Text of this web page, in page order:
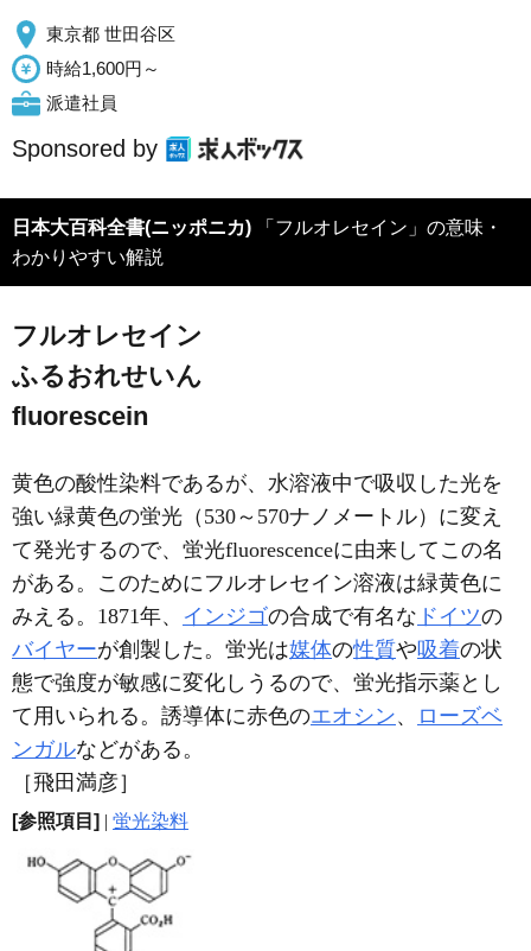
東京都 世田谷区
時給1,600円～
派遣社員
Sponsored by
日本大百科全書(ニッポニカ) 「フルオレセイン」の意味・
わかりやすい解説
フルオレセイン
ふるおれせいん
fluorescein
黄色の酸性染料であるが、水溶液中で吸収した光を
強い緑黄色の蛍光（530～570ナノメートル）に変え
て発光するので、蛍光fluorescenceに由来してこの名
がある。このためにフルオレセイン溶液は緑黄色に
みえる。1871年、 インジゴの合成で有名な ドイツの
バイヤーが創製した。蛍光は媒体の性質や吸着の状
態で強度が敏感に変化しうるので、蛍光指示薬とし
て用いられる。誘導体に赤色のエオシン、
ローズベ
ンガルなどがある。
［飛田満彦］
[参照項目] | 蛍光染料